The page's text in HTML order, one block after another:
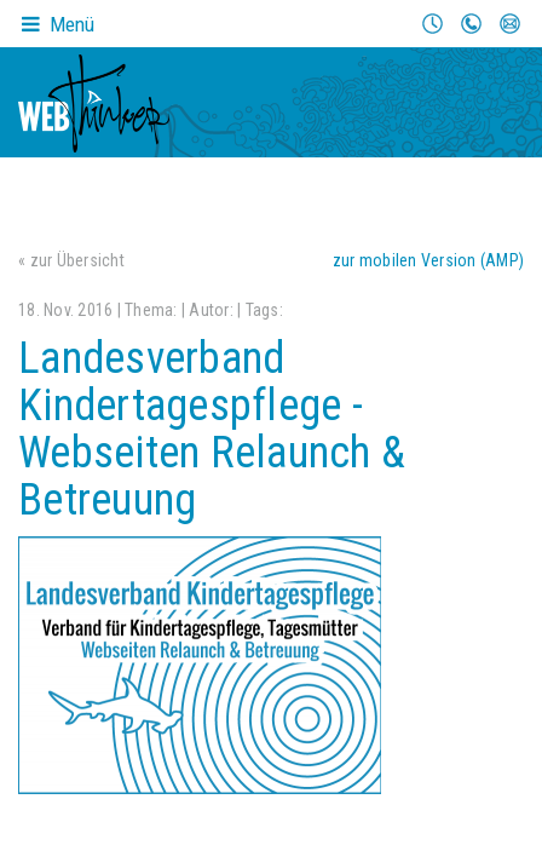
Menü
« zur Übersicht zur mobilen Version (AMP)
18. Nov. 2016 | Thema: | Autor: | Tags:
Landesverband
Kindertagespflege -
Webseiten Relaunch &
Betreuung